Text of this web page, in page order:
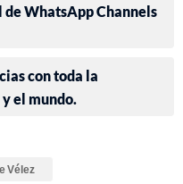
de WhatsApp Channels
con toda la
el mundo.
Vélez